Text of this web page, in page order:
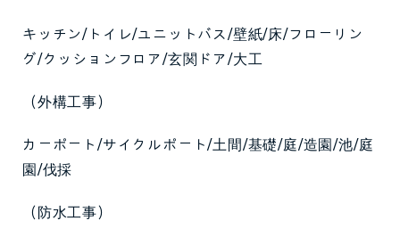
キッチン/トイレ/ユニットバス/壁紙/床/フローリン
グ/クッションフロア/玄関ドア/大工
（外構工事）
カーポート/サイクルポート/土間/基礎/庭/造園/池/庭
園/伐採
（防水工事）